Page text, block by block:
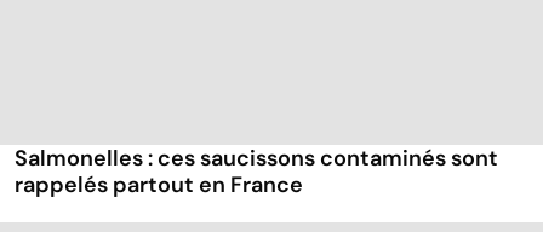
Salmonelles : ces saucissons contaminés sont
rappelés partout en France